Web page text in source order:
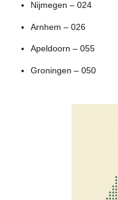
Nijmegen – 024
Arnhem – 026
Apeldoorn – 055
Groningen – 050